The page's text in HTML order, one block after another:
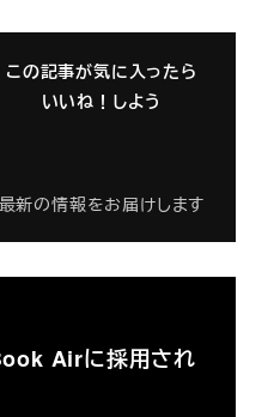
この記事が気に入ったら
いいね！しよう
最新の情報をお届けします
Airに採用され